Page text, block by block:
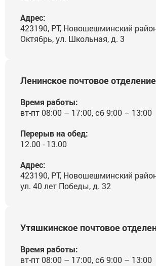
Адрес:
423190, РТ, Новошешминский
Октябрь, ул. Школьная, д. 3
Ленинское почтовое отделение
Время работы:
вт-пт 08:00 – 17:00, сб 9:00 – 13:00
Перерыв на обед:
12.00 - 13.00
Адрес:
423190, РТ, Новошешминский
ул. 40 лет Победы, д. 32
Утяшкинское почтовое
Время работы:
вт-пт 08:00 – 17:00, сб 9:00 – 13:00